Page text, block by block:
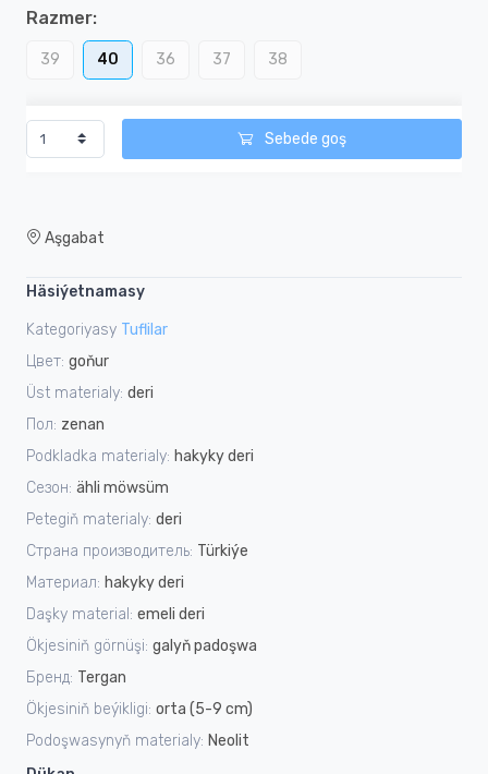
Razmer:
39 40 36 37 38
Sebede goş
Aşgabat
Häsiýetnamasy
Kategoriyasy Tuflilar
Цвет: goňur
Üst materialy: deri
Пол: zenan
Podkladka materialy: hakyky deri
Сезон: ähli möwsüm
Petegiň materialy: deri
Страна производитель: Türkiýe
Материал: hakyky deri
Daşky material: emeli deri
Ökjesiniň görnüşi: galyň padoşwa
Бренд: Tergan
Ökjesiniň beýikligi: orta (5-9 cm)
Podoşwasynyň materialy: Neolit